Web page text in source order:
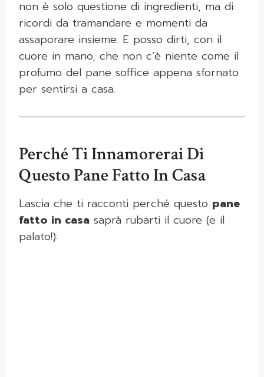
non è solo questione di ingredienti, ma di
ricordi da tramandare e momenti da
assaporare insieme. E posso dirti, con il
cuore in mano, che non c’è niente come il
profumo del pane soffice appena sfornato
per sentirsi a casa.
Perché Ti Innamorerai Di
Questo Pane Fatto In Casa
Lascia che ti racconti perché questo pane
fatto in casa saprà rubarti il cuore (e il
palato!):